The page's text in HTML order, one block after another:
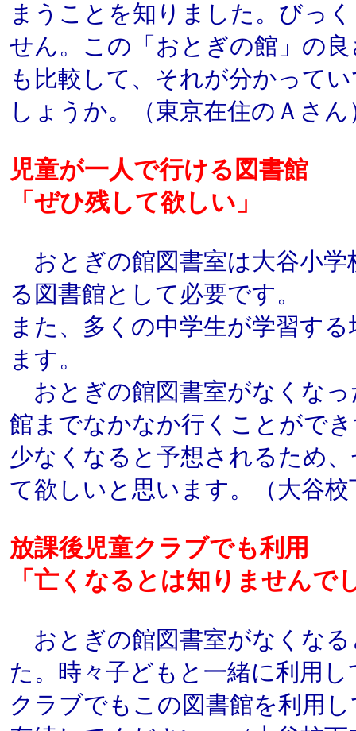
まうことを知りました。びっ
せん。この「おとぎの館」の
も比較して、それが分かって
しょうか。（東京在住のＡさん
児童が一人で行ける図書館
「ぜひ残して欲しい」
おとぎの館図書室は大谷小学
る図書館として必要です。
また、多くの中学生が学習す
ます。
おとぎの館図書室がなくなっ
館までなかなか行くことがで
少なくなると予想されるため
て欲しいと思います。（大谷
放課後児童クラブでも利用
「亡くなるとは知りませんで
おとぎの館図書室がなくな
た。時々子どもと一緒に利用
クラブでもこの図書館を利用